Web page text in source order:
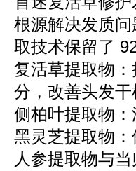
根源解决发质
取技术保留了
复活草提取物
分，改善头发
侧柏叶提取物
黑灵芝提取物
人参提取物与